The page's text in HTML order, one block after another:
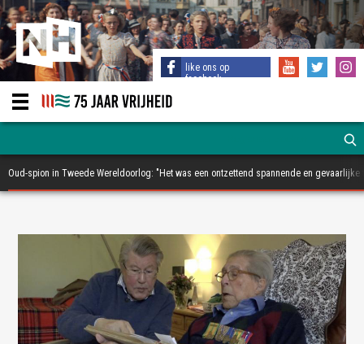
like ons op
facebook
Oud-spion in Tweede Wereldoorlog: "Het was een ontzettend spannende en gevaarlijke